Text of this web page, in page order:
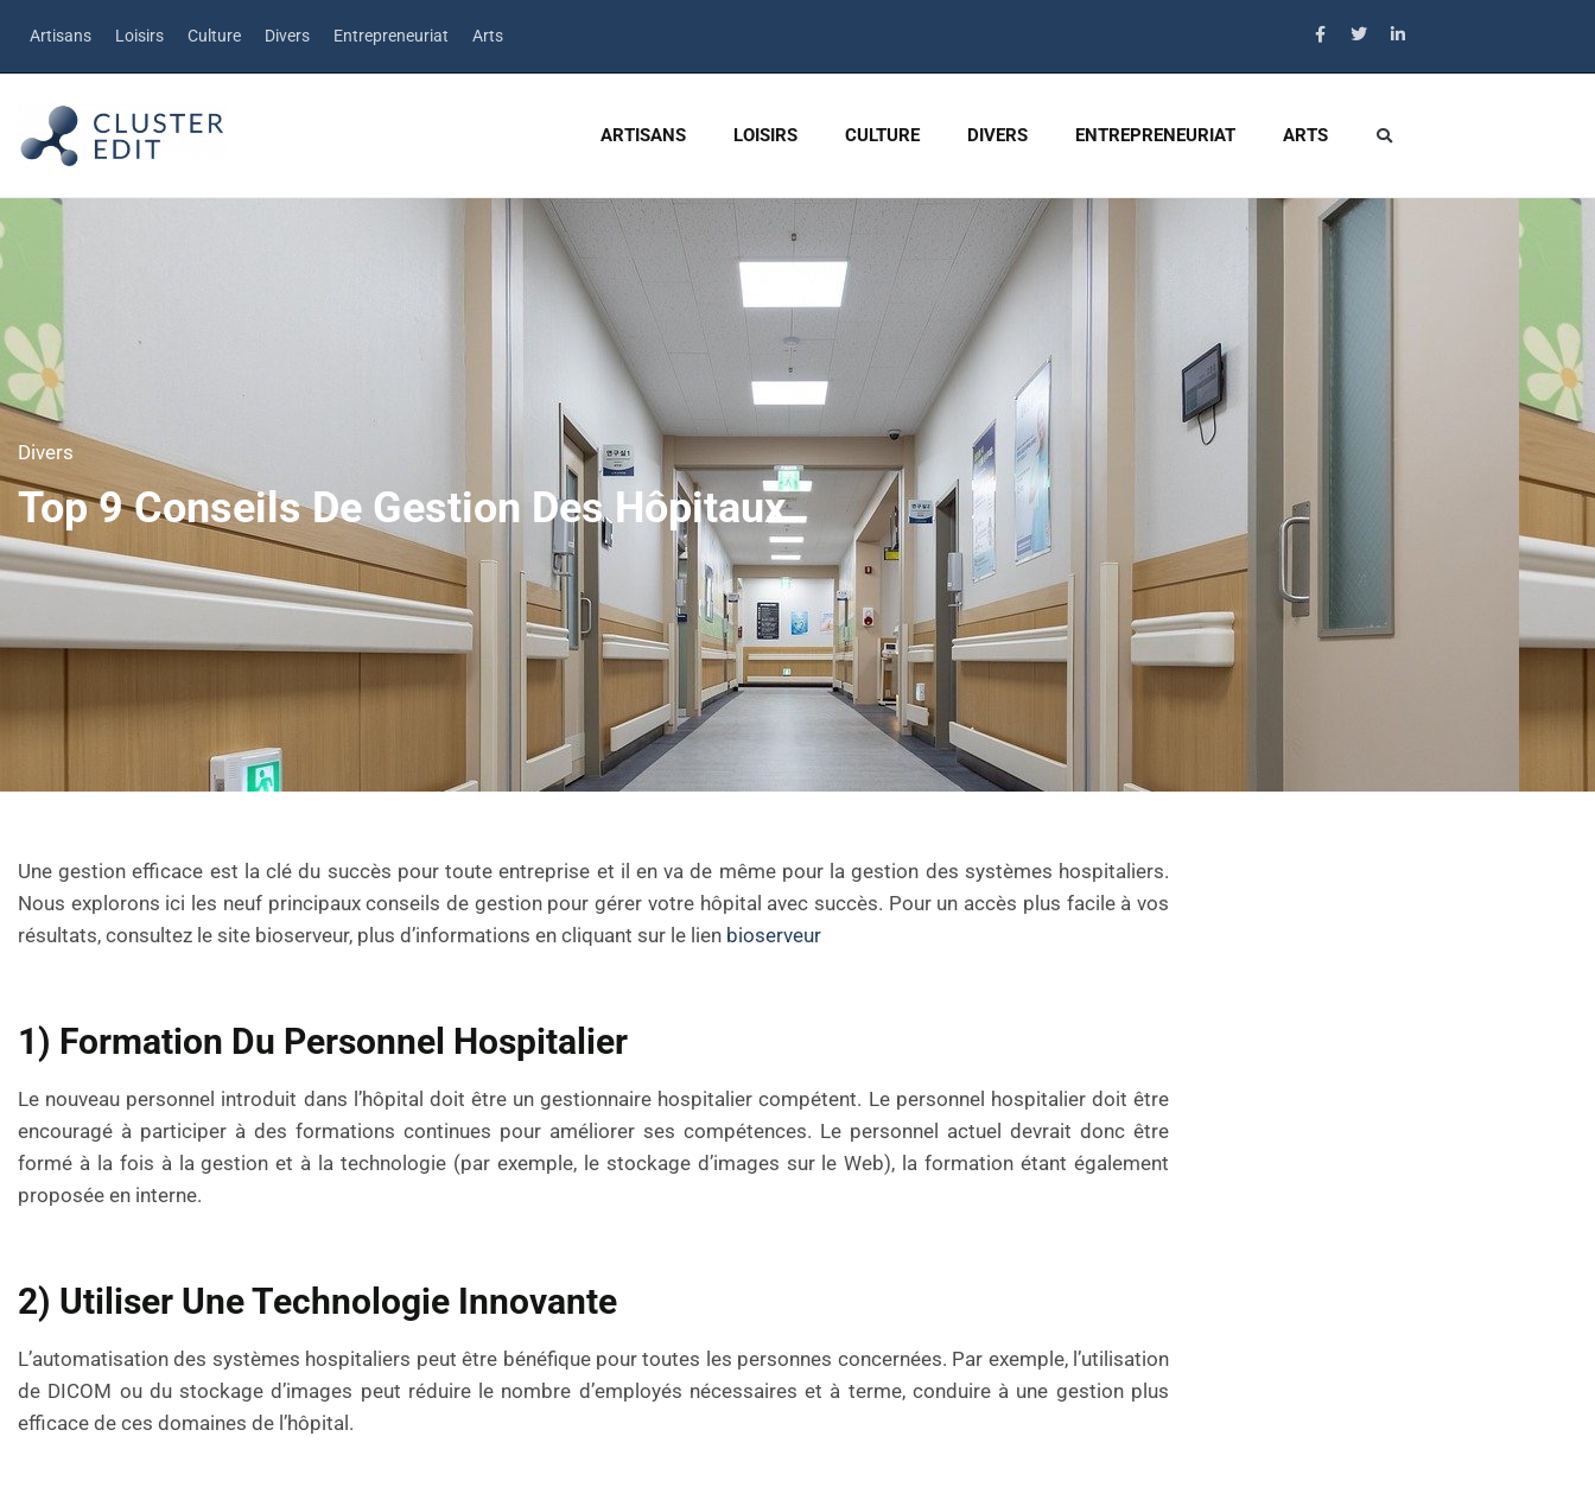
Artisans Loisirs Culture Divers Entrepreneuriat Arts
ARTISANS LOISIRS CULTURE DIVERS ENTREPRENEURIAT ARTS
Divers
Top 9 Conseils De Gestion Des Hôpitaux
Une gestion efficace est la clé du succès pour toute entreprise et il en va de même pour la gestion des systèmes hospitaliers.
Nous explorons ici les neuf principaux conseils de gestion pour gérer votre hôpital avec succès. Pour un accès plus facile à vos
résultats, consultez le site bioserveur, plus d’informations en cliquant sur le lien bioserveur
1) Formation Du Personnel Hospitalier
Le nouveau personnel introduit dans l’hôpital doit être un gestionnaire hospitalier compétent. Le personnel hospitalier doit être
encouragé à participer à des formations continues pour améliorer ses compétences. Le personnel actuel devrait donc être
formé à la fois à la gestion et à la technologie (par exemple, le stockage d’images sur le Web), la formation étant également
proposée en interne.
2) Utiliser Une Technologie Innovante
L’automatisation des systèmes hospitaliers peut être bénéfique pour toutes les personnes concernées. Par exemple, l’utilisation
de DICOM ou du stockage d’images peut réduire le nombre d’employés nécessaires et à terme, conduire à une gestion plus
efficace de ces domaines de l’hôpital.